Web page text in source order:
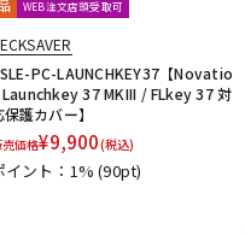
WEB注文店頭受取可
PC-LAUNCHKEY37【Novatio
37 MKIII / FLkey 37 対
保護カバー】
売価格¥9,900(税込)
イント：1%(90pt)